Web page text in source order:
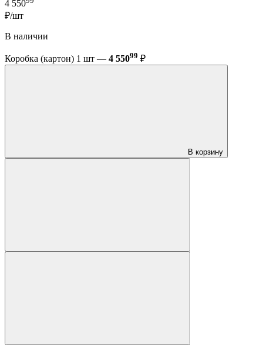
4 550
₽/шт
В наличии
Коробка (картон) 1 шт — 4 55099 ₽
В корзину